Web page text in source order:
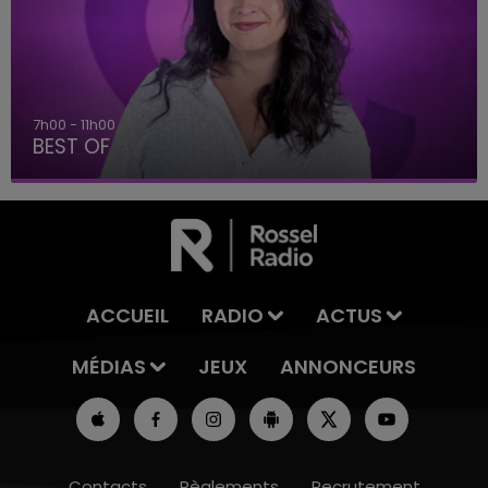
7h00 - 11h00
BEST OF
ACCUEIL RADIO
ACTUS
MÉDIAS
JEUX ANNONCEURS